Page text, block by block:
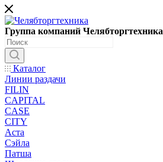
Группа компаний Челябторгтехника
Каталог
Линии раздачи
FILIN
CAPITAL
CASE
CITY
Аста
Сэйла
Патша